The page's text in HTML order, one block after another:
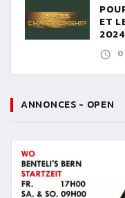
ET
2024
ANNONCES - OPEN